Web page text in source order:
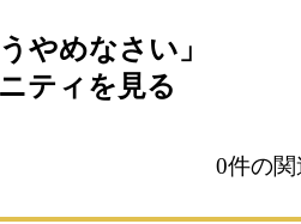
やめなさい」
ティを見る
0件の